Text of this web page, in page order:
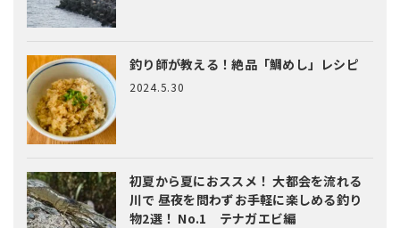
釣り師が教える！絶品「鯛めし」レシピ
2024.5.30
初夏から夏におススメ！ 大都会を流れる
川で 昼夜を問わずお手軽に楽しめる釣り
物2選！ No.1 テナガエビ編